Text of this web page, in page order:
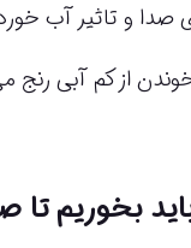
صدا و تاثیر آب
از کم آبی
بخوریم